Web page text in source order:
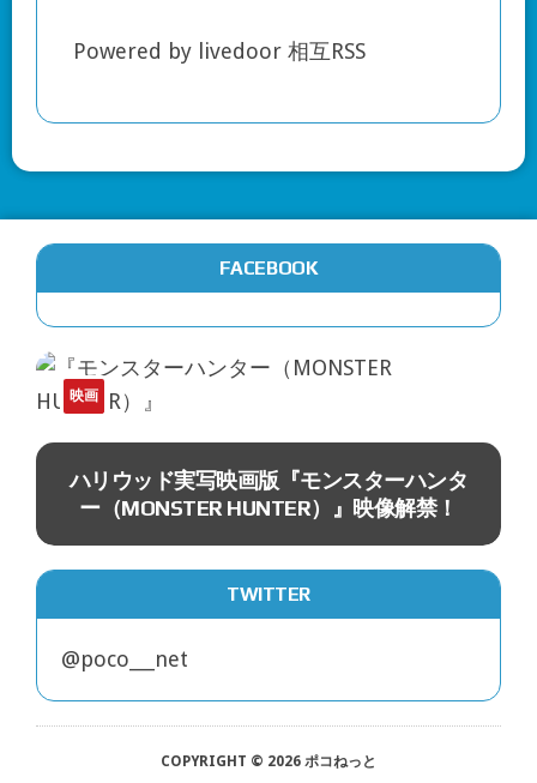
Powered by livedoor 相互RSS
FACEBOOK
映画
ハリウッド実写映画版『モンスターハンタ
ー（MONSTER HUNTER）』映像解禁！
TWITTER
@poco___net
COPYRIGHT © 2026 ポコねっと